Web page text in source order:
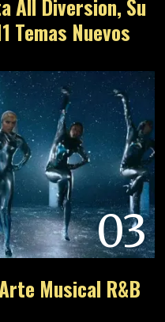
All Diversion, Su
Temas Nuevos
03
Musical R&B